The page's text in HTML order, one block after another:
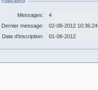
Messages:
4
Dernier message:
02-08-2012 10:36:24
Date d'inscription:
01-08-2012